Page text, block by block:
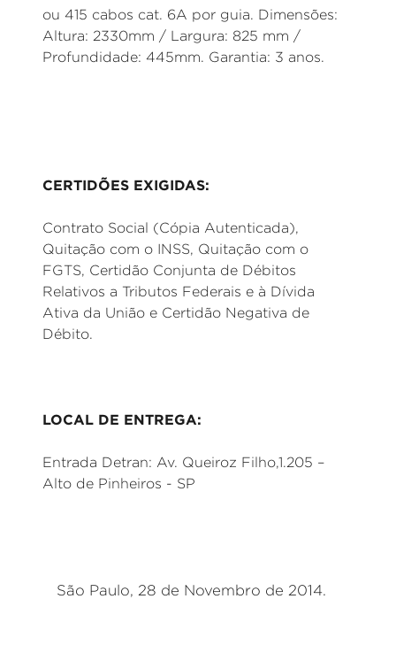
ou 415 cabos cat. 6A por guia. Dimensões:
Altura: 2330mm / Largura: 825 mm /
Profundidade: 445mm. Garantia: 3 anos.
CERTIDÕES EXIGIDAS:
Contrato Social (Cópia Autenticada),
Quitação com o INSS, Quitação com o
FGTS, Certidão Conjunta de Débitos
Relativos a Tributos Federais e à Dívida
Ativa da União e Certidão Negativa de
Débito.
LOCAL DE ENTREGA:
Entrada Detran: Av. Queiroz Filho,1.205 –
Alto de Pinheiros - SP
São Paulo, 28 de Novembro de 2014.